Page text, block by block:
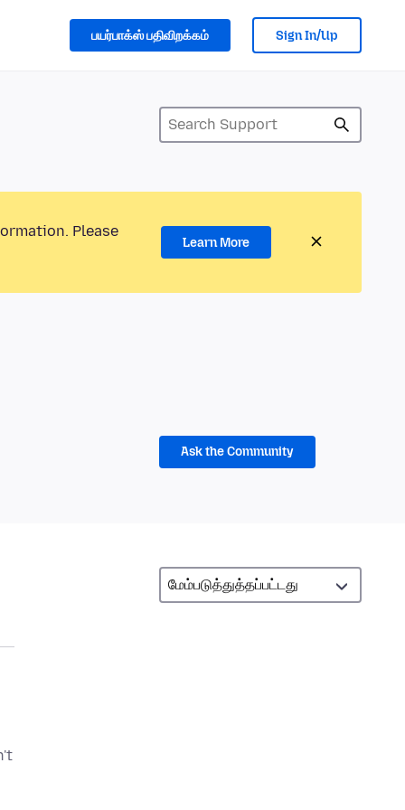
பயர்பாக்ஸ் பதிவிறக்கம் Sign In/Up
Please
Learn More
Ask the Community